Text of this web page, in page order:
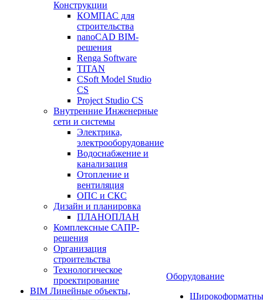
Конструкции
КОМПАС для
строительства
nanoCAD BIM-
решения
Renga Software
TITAN
CSoft Model Studio
CS
Project Studio CS
Внутренние Инженерные
сети и системы
Электрика,
электрооборудование
Водоснабжение и
канализация
Отопление и
вентиляция
ОПС и СКС
Дизайн и планировка
ПЛАНОПЛАН
Комплексные САПР-
решения
Организация
строительства
Технологическое
проектирование
BIM Линейные объекты,
Оборудование